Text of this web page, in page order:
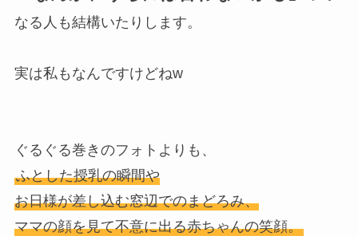
なる人も結構いたりします。
実は私もなんですけどねw
ぐるぐる巻きのフォトよりも、
ふとした授乳の瞬間や
お日様が差し込む窓辺でのまどろみ、
ママの顔を見て不意に出る赤ちゃんの笑顔。